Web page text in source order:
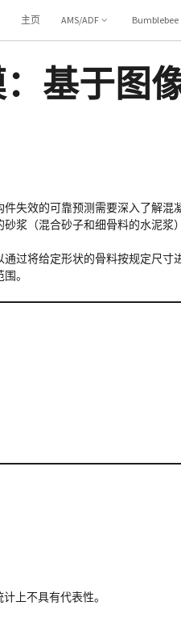
主页 AMS/ADF Bumblebee
基于图
失效的可靠预测需要深入了解
浆（混合砂子和细骨料的水泥浆
过将给定形状的骨料按规定尺寸
。
上不具有代表性。